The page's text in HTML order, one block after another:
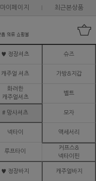
마이페이지 최근본상품
♥ 정장셔츠 슈즈
캐주얼 셔츠 가방&지갑
화려한
캐주얼셔츠
벨트
# 망사셔츠 모자
넥타이 액세서리
루프타이
커프스&
넥타이핀
♥ 정장바지 캐주얼바지